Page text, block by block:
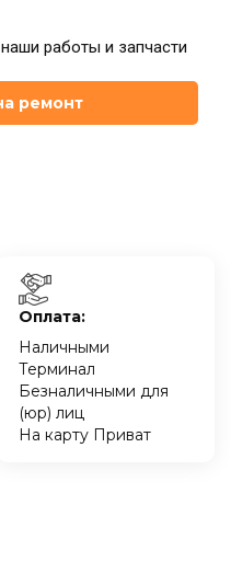
Дворец "Украина"
UK
работы и запчасти
ремонт
Оплата:
Наличными
Терминал
Безналичными для
(юр) лиц
На карту Приват